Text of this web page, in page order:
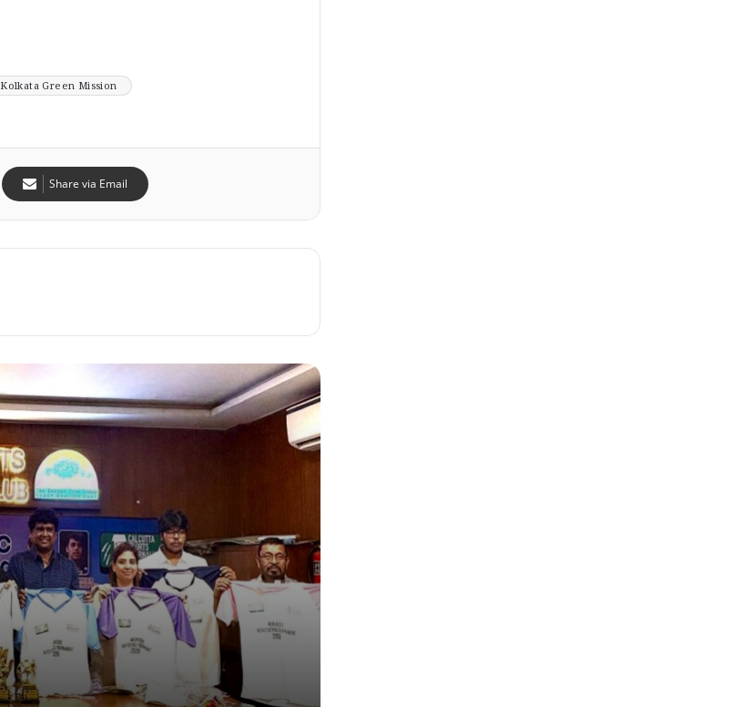
Kolkata Green Mission
Share via Email
বিধানসভার ইতিহাসে নজির, প্রথমবার সাসপেন্ড মার্শাল
দেবব্রত মুখোপাধ্যায়
অন্তরালে থেকেই রক্ষাকবচের আর্জি! হাই কোর্টের
দ্বারস্থ টুলু মণ্ডল
“আবার আসব, কলকাতা ডাকলেই ছুটে আসব!” শহর
ছাড়ার আগে বললেন তসলিমা
হাইকোর্টে ধাক্কা, বিদেশ যাওয়ার অনুমতি পেলেন না
অভিষেক